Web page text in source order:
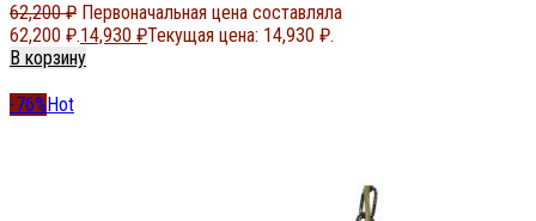
62,200₽ Первоначальная цена составляла
62,200 ₽.14,930 ₽Текущая цена: 14,930 ₽.
В корзину
-76%Hot